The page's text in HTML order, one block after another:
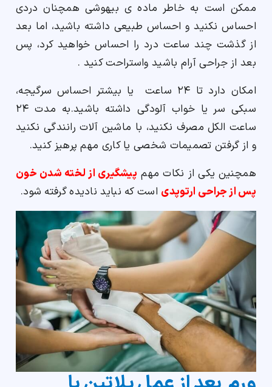
ممکن است به خاطر ماده ی بیهوشی همچنان دردی
احساس نکنید و احساس طبیعی داشته باشید، اما بعد
از گذشت چند ساعت درد را احساس خواهید کرد، پس
بعد از جراحی آرام باشید واستراحت کنید .
امکان دارد تا ۲۴ ساعت یا بیشتر احساس سرگیجه،
سبکی سر یا خواب آلودگی داشته باشید.به مدت ۲۴
ساعت الکل مصرف نکنید، با ماشین آلات رانندگی نکنید
و از گرفتن تصمیمات شخصی یا کاری مهم پرهیز کنید.
همچنین یکی از نکات مهم پیشگیری از لخته شدن خون
پس از جراحی ارتوپدی است که نباید نادیده گرفته شود.